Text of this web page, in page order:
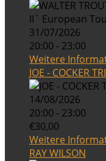
31/07/2026
20:00 - 23:00
Weitere
JOE - COCKER
14/08/2026
20:00 - 23:00
€30,00
Weitere
RAY WILSON